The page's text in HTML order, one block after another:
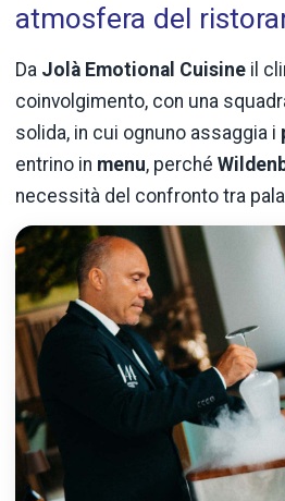
atmosfera del
Da Jolà Emotional Cuisine il
coinvolgimento, con una
solida, in cui ognuno assaggia i
entrino in menu, perché
necessità del confronto tra